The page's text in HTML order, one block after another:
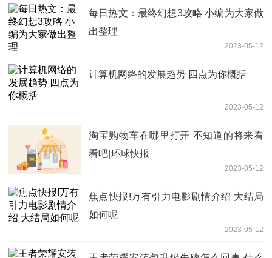
每日热文：最终幻想3攻略 小编为大家做
出整理
2023-05-12
计算机网络的发展趋势 四点为你概括
2023-05-12
淘宝购物车在哪里打开 不知道的将来看
看吧|环球快报
2023-05-12
焦点快报!万有引力电影剧情介绍 大结局
如何呢
2023-05-12